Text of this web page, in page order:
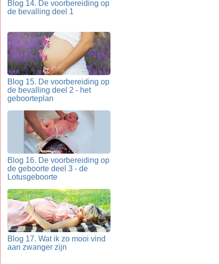
Blog 14. De voorbereiding op
de bevalling deel 1
Blog 15. De voorbereiding op
de bevalling deel 2 - het
geboorteplan
Blog 16. De voorbereiding op
de geboorte deel 3 - de
Lotusgeboorte
Blog 17. Wat ik zo mooi vind
aan zwanger zijn